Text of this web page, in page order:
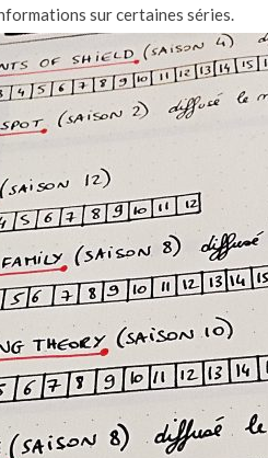
sur certaines séries.